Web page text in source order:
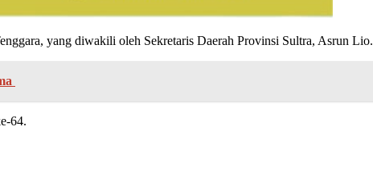
yang diwakili oleh Sekretaris Daerah Provinsi Sultra, Asrun Lio.
64.